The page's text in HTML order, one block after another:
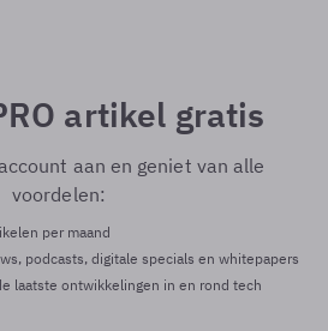
artikel gratis
aan en geniet van alle
voordelen:
per maand
podcasts, digitale specials en whitepapers
laatste ontwikkelingen in en rond tech